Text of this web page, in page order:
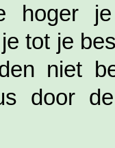
hoger
tot je
niet
door